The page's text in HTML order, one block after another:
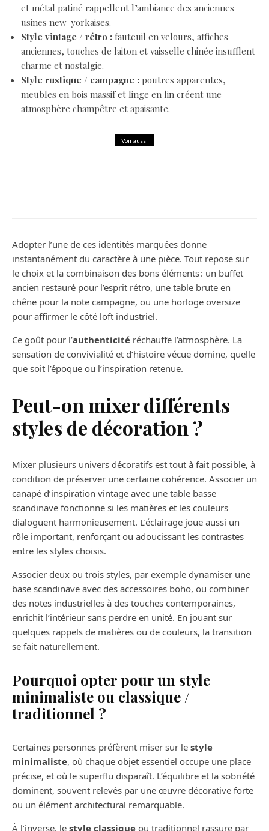
et métal patiné rappellent l’ambiance des anciennes
usines new-yorkaises.
Style vintage / rétro : fauteuil en velours, affiches
anciennes, touches de laiton et vaisselle chinée insufflent
charme et nostalgie.
Style rustique / campagne : poutres apparentes,
meubles en bois massif et linge en lin créent une
atmosphère champêtre et apaisante.
Voir aussi
Adopter l’une de ces identités marquées donne
instantanément du caractère à une pièce. Tout repose sur
le choix et la combinaison des bons éléments : un buffet
ancien restauré pour l’esprit rétro, une table brute en
chêne pour la note campagne, ou une horloge oversize
pour affirmer le côté loft industriel.
Ce goût pour l’authenticité réchauffe l’atmosphère. La
sensation de convivialité et d’histoire vécue domine, quelle
que soit l’époque ou l’inspiration retenue.
Peut-on mixer différents
styles de décoration ?
Mixer plusieurs univers décoratifs est tout à fait possible, à
condition de préserver une certaine cohérence. Associer un
canapé d’inspiration vintage avec une table basse
scandinave fonctionne si les matières et les couleurs
dialoguent harmonieusement. L’éclairage joue aussi un
rôle important, renforçant ou adoucissant les contrastes
entre les styles choisis.
Associer deux ou trois styles, par exemple dynamiser une
base scandinave avec des accessoires boho, ou combiner
des notes industrielles à des touches contemporaines,
enrichit l’intérieur sans perdre en unité. En jouant sur
quelques rappels de matières ou de couleurs, la transition
se fait naturellement.
Pourquoi opter pour un style
minimaliste ou classique /
traditionnel ?
Certaines personnes préfèrent miser sur le style
minimaliste, où chaque objet essentiel occupe une place
précise, et où le superflu disparaît. L’équilibre et la sobriété
dominent, souvent relevés par une œuvre décorative forte
ou un élément architectural remarquable.
À l’inverse, le style classique ou traditionnel rassure par